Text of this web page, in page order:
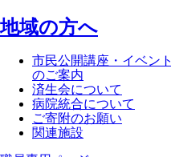
地域の方へ
市民公開講座・イベント
のご案内
済生会について
病院統合について
ご寄附のお願い
関連施設